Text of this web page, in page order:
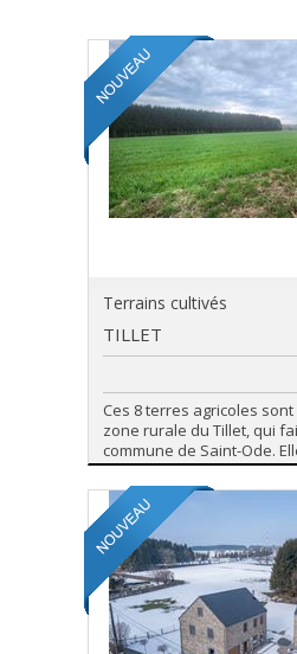
Terrains cultivés
TILLET
Ces 8 terres agricoles
zone rurale du Tillet, qui
commune de Saint-Ode.